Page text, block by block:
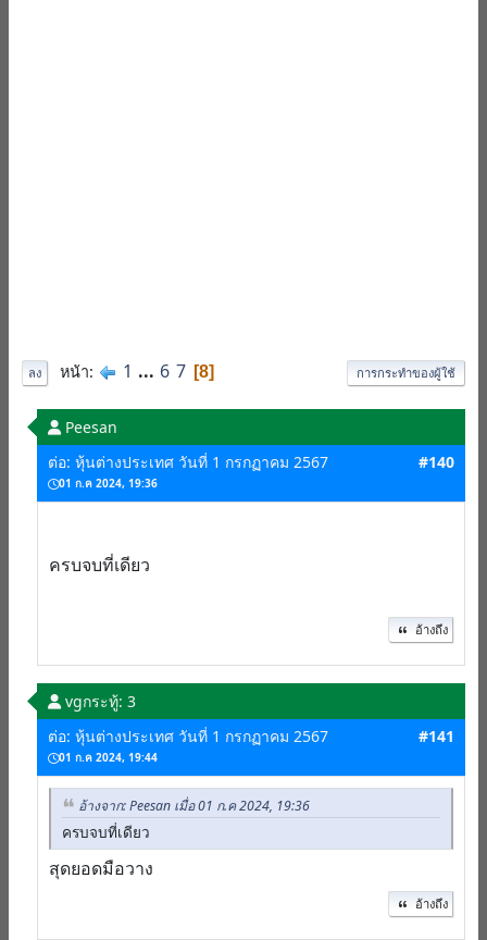
ลง หน้า 1 ... 6 7 8 การกระทำของผู้ใช้
Peesan
ต่อ: หุ้นต่างประเทศ วันที่ 1 กรกฏาคม 2567
01 ก.ค 2024, 19:36
#140
ครบจบที่เดียว
อ้างถึง
vgกระทู้: 3
ต่อ: หุ้นต่างประเทศ วันที่ 1 กรกฏาคม 2567
01 ก.ค 2024, 19:44
#141
อ้างจาก: Peesan เมื่อ 01 ก.ค 2024, 19:36
ครบจบที่เดียว
สุดยอดมือวาง
อ้างถึง